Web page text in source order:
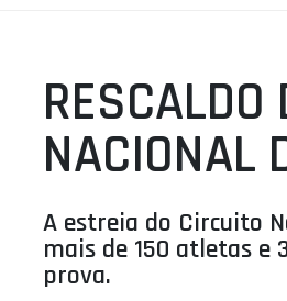
COMPETIÇÕES
ASSOCIAÇÕES
CLUBES
AGENTES
AGENDA
SELEÇÕES
RESCALDO
NACIONAL
A estreia do Circuito
mais de 150 atletas e
prova.